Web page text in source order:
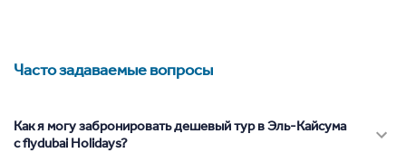
Часто задаваемые вопросы
Как я могу забронировать дешевый тур в Эль-Кайсума
с flydubai Holidays?